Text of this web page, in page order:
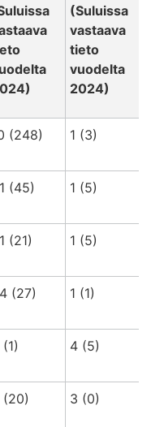
(Suluissa
vastaava
tieto
vuodelta
2024)
(248) 1 (3)
(45) 1 (5)
(21) 1 (5)
(27) 1 (1)
4 (5)
(20) 3 (0)